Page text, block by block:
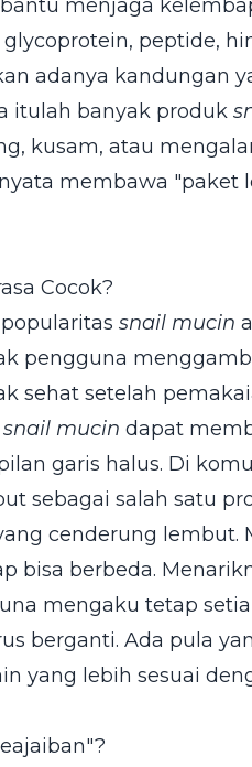
menjaga
peptide,
adanya kandungan
itulah banyak produk
kusam, atau
membawa "paket
Cocok?
snail mucin
pengguna
sehat setelah
snail mucin dapat
garis halus. Di
sebagai salah satu
cenderung lembut.
bisa berbeda.
mengaku tetap
berganti. Ada pula
yang lebih sesuai